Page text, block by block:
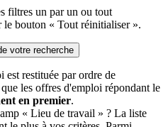
filtres un par un ou tout
bouton « Tout réinitialiser ».
votre recherche
est restituée par ordre de
les offres d'emploi répondant le
en premier.
« Lieu de travail » ? La liste